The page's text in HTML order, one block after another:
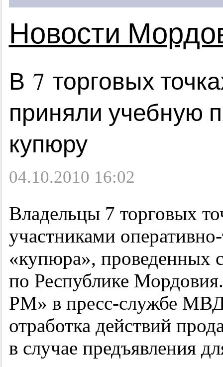
Новости
В 7 торговых
приняли учебную
купюру
04.10.2010 16:02
Владельцы 7 торговых
участниками
«купюра»,
по Республике
РМ» в пресс-службе
отработка действий
в случае предъявления